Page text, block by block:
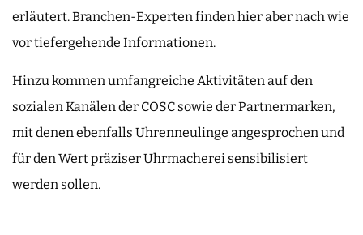
erläutert. Branchen-Experten finden hier aber nach wie
vor tiefergehende Informationen.
Hinzu kommen umfangreiche Aktivitäten auf den
sozialen Kanälen der COSC sowie der Partnermarken,
mit denen ebenfalls Uhrenneulinge angesprochen und
für den Wert präziser Uhrmacherei sensibilisiert
werden sollen.